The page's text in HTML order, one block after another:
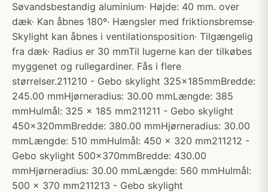
Søvandsbestandig aluminium· Højde: 40 mm. over
dæk· Kan åbnes 180º· Hængsler med friktionsbremse·
Skylight kan åbnes i ventilationsposition· Tilgængelig
fra dæk· Radius er 30 mmTil lugerne kan der tilkøbes
myggenet og rullegardiner. Fås i flere
størrelser.211210 - Gebo skylight 325x185mmBredde:
245.00 mmHjørneradius: 30.00 mmLængde: 385
mmHulmål: 325 x 185 mm211211 - Gebo skylight
450x320mmBredde: 380.00 mmHjørneradius: 30.00
mmLængde: 510 mmHulmål: 450 x 320 mm211212 -
Gebo skylight 500x370mmBredde: 430.00
mmHjørneradius: 30.00 mmLængde: 560 mmHulmål:
500 x 370 mm211213 - Gebo skylight